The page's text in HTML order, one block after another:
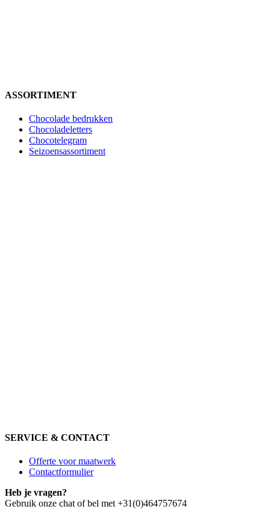
ASSORTIMENT
Chocolade bedrukken
Chocoladeletters
Chocotelegram
Seizoensassortiment
SERVICE & CONTACT
Offerte voor maatwerk
Contactformulier
Heb je vragen?
Gebruik onze chat of bel met +31(0)464757674